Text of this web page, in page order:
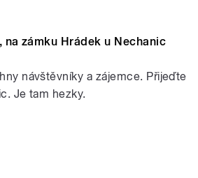
na zámku Hrádek u Nechanic
návštěvníky a zájemce. Přijeďte
Je tam hezky.